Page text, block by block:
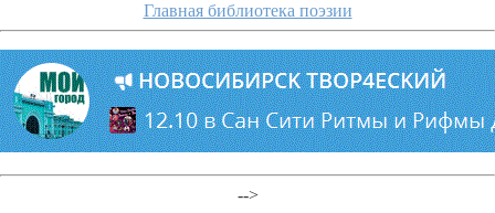
Главная библиотека поэзии
-->